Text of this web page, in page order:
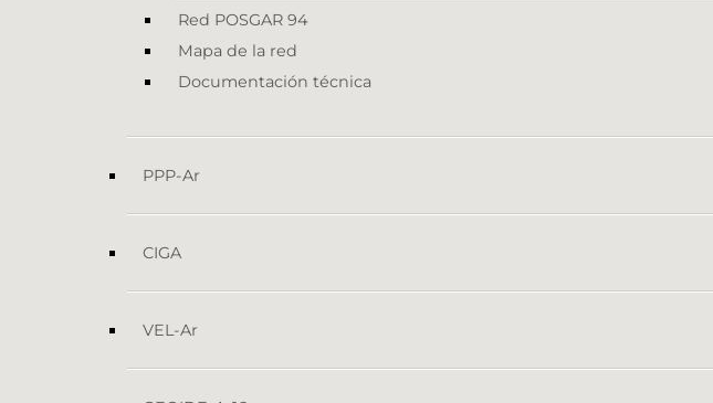
Red POSGAR 94
Mapa de la red
Documentación técnica
PPP-Ar
CIGA
VEL-Ar